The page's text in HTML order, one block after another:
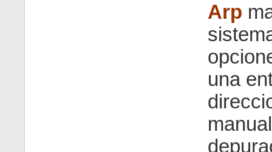
Arp
una